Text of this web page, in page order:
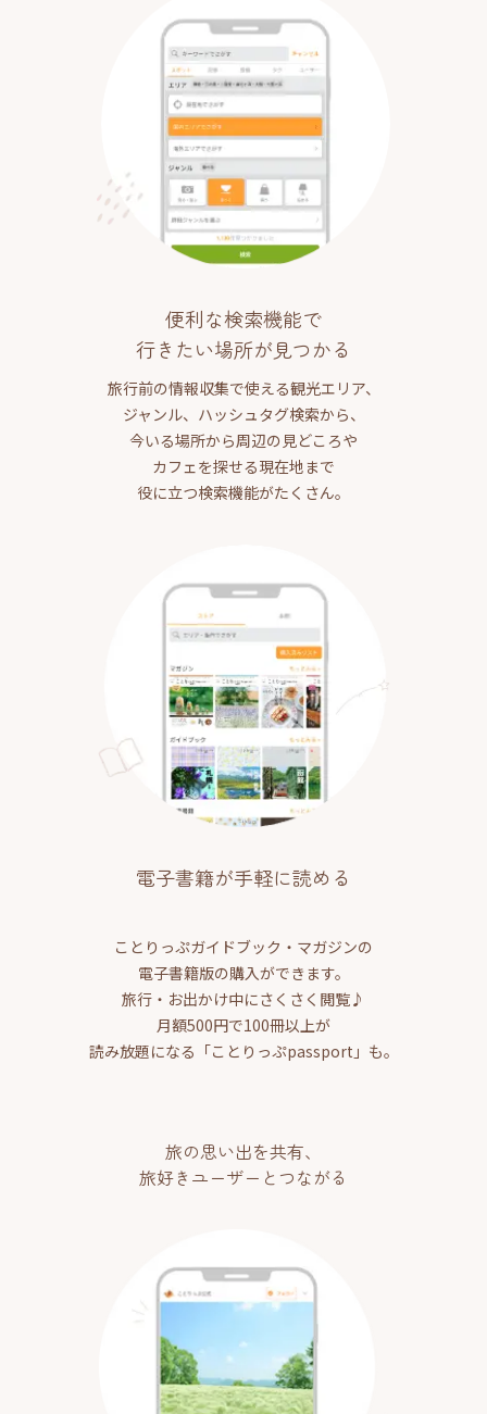
便利な検索機能で
行きたい場所が見つかる
旅行前の情報収集で使える観光エリア、
ジャンル、ハッシュタグ検索から、
今いる場所から周辺の見どころや
カフェを探せる現在地まで
役に立つ検索機能がたくさん。
電子書籍が手軽に読める
ことりっぷガイドブック・マガジンの
電子書籍版の購入ができます。
旅行・お出かけ中にさくさく閲覧♪
月額500円で100冊以上が
読み放題になる「ことりっぷpassport」も。
旅の思い出を共有、
旅好きユーザーとつながる